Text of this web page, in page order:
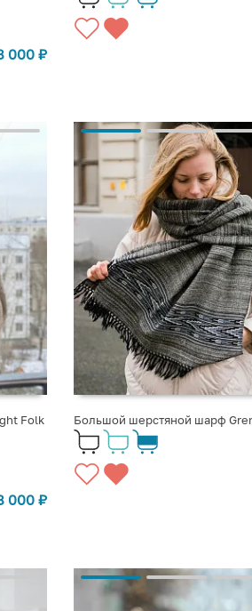
000 ₽
Folk
000 ₽
Большой шерстяной шарф